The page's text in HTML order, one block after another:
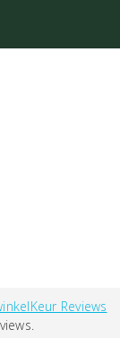
Reviews